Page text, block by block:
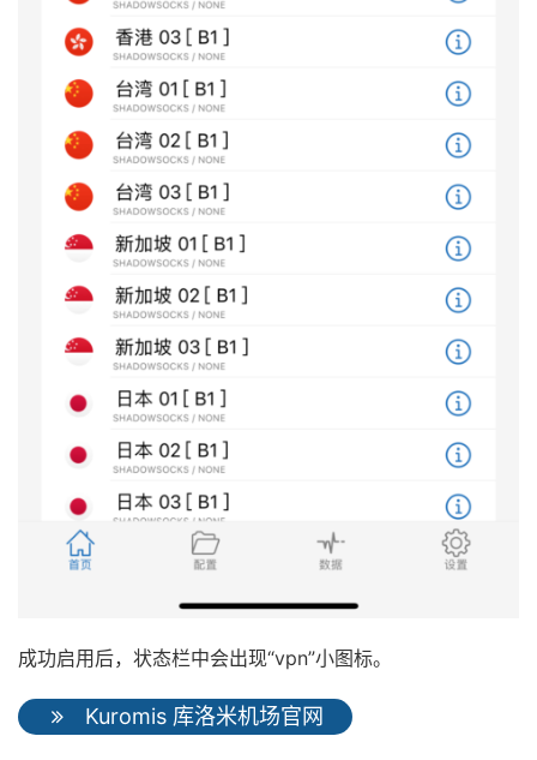
成功启用后，状态栏中会出现“vpn”小图标。
Kuromis 库洛米机场官网